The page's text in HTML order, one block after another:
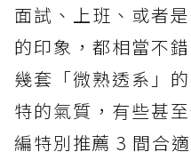
面試、上班、或者
的印象，都相當不
幾套「微熟透系」
特的氣質，有些甚
編特別推薦 3 間合